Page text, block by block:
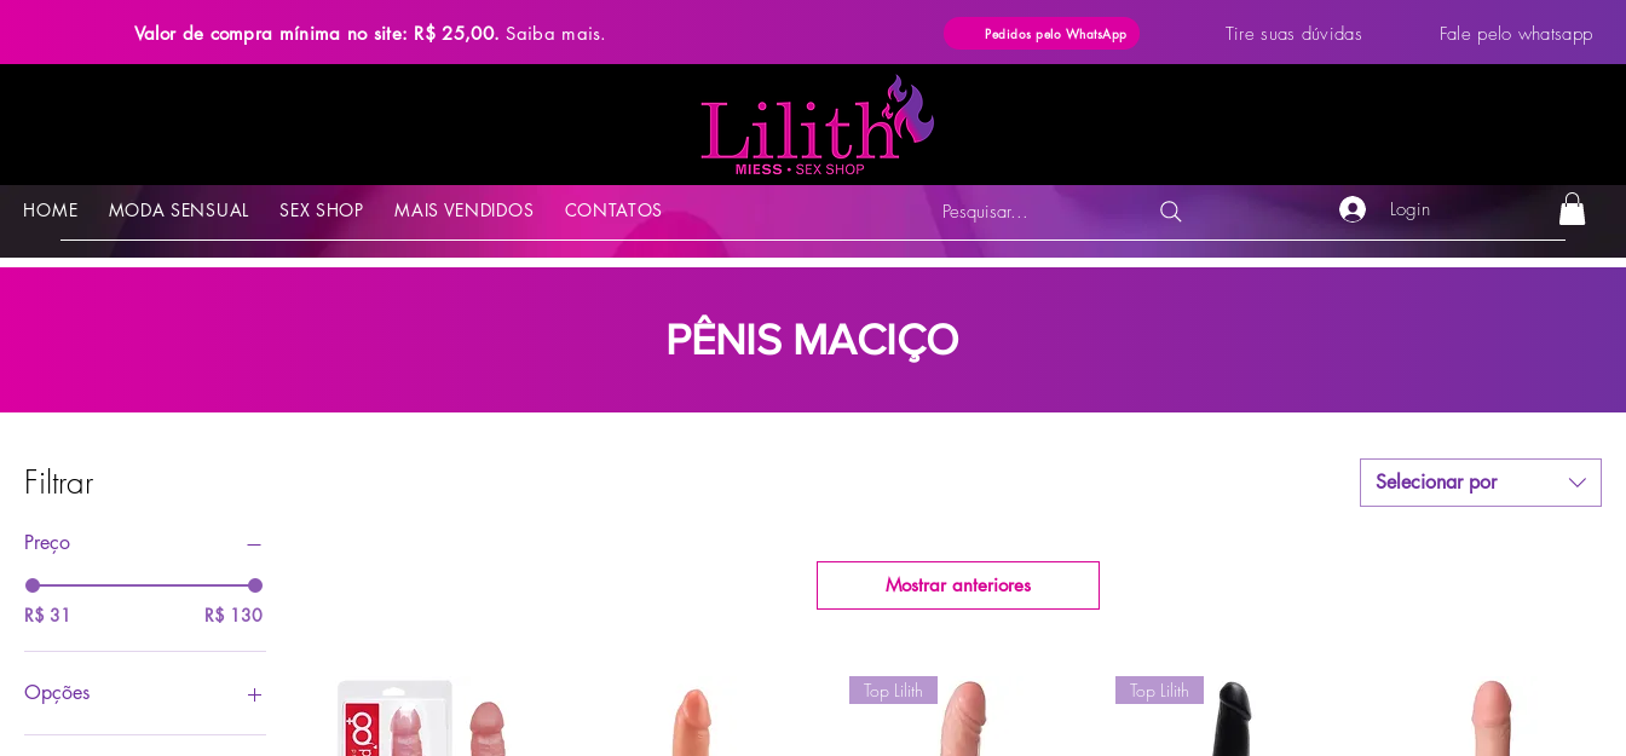
Valor de compra mínima no site: R$ 25,00.Saiba mais. Pedidos pelo WhatsApp Tire suas dúvidas Fale pelo whatsapp
HOME MODA SENSUAL SEX SHOP MAIS VENDIDOS CONTATOS Pesquisar... Login
PÊNIS MACIÇO
Filtrar
Preço
R$ 31 R$ 130
Opções
BEGE
Selecionar por
Mostrar anteriores
Top Lilith Top Lilith